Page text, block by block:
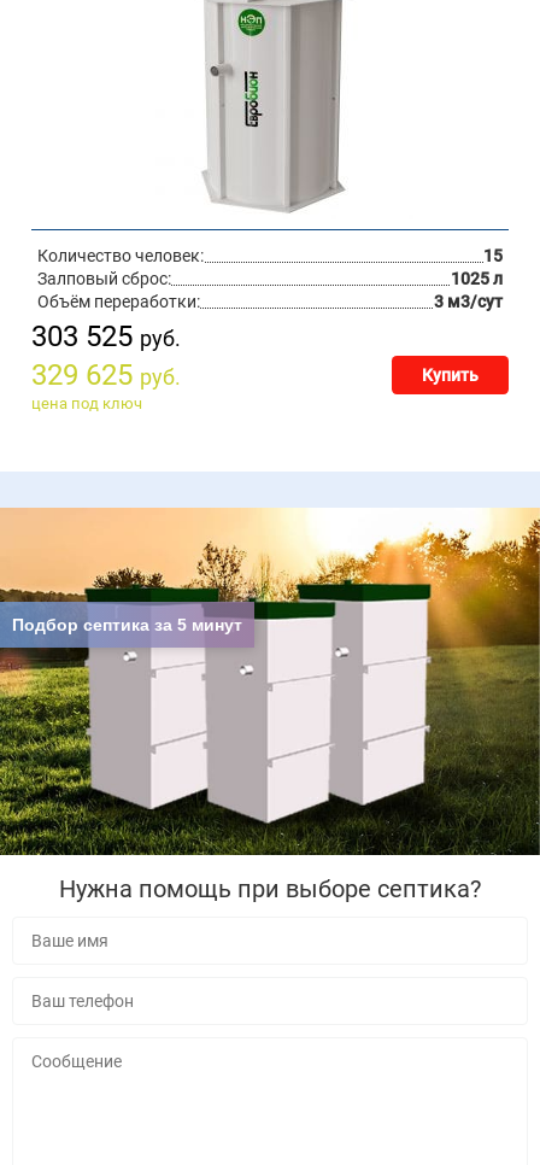
Количество человек:
15
Залповый сброс:
1025 л
Объём переработки:
3 м3/сут
303 525 руб.
329 625 руб. Купить
цена под ключ
Нужна помощь при выборе септика?
Подбор септика за 5 минут